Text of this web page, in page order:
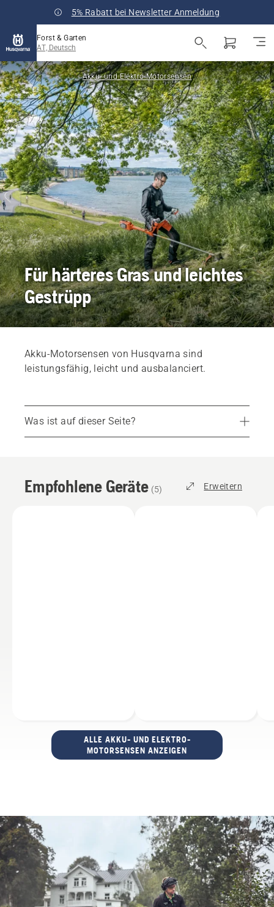
5% Rabatt bei Newsletter Anmeldung
Forst & Garten
AT, Deutsch
Akku- und Elektro-Motorsensen
Für härteres Gras und leichtes
Gestrüpp
Akku-Motorsensen von Husqvarna sind
leistungsfähig, leicht und ausbalanciert.
Was ist auf dieser Seite?
Empfohlene Geräte
Ersatzteile und Zubehör
Empfohlene Geräte (5) Erweitern
ALLE AKKU- UND ELEKTRO-
MOTORSENSEN ANZEIGEN